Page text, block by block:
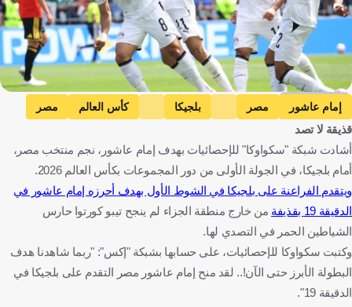
Getty Images
إمام عاشور مصر بلجيكا كأس العالم
مصر
بلجيكا
قذيقة لا تصد
أشادت شبكة "سكواوكا" للإحصائيات بهدف إمام عاشور، نجم منتخب مصر،
أمام بلجيكا، في الجولة الأولى من دور المجموعات بكأس العالم 2026.
ويتقدم الفراعنة على بلجيكا في الشوط الأول بهدف أحرزه إمام عاشور في
الدقيقة 19 بقذيفة
من خارج منطقة الجزاء لم ينجح تيبو كورتوا حارس
الشياطين الحمر في التصدي لها.
وكتبت سكواوكا للإحصائيات، على حسابها بشبكة "إكس": "ربما شاهدنا هدف
البطولة الأبرز حتى الآن!.. لقد منح إمام عاشور مصر التقدم على بلجيكا في
الدقيقة 19".